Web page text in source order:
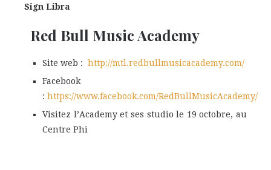
Sign Libra
Red Bull Music Academy
Site web : http://mtl.redbullmusicacademy.com/
Facebook
: https://www.facebook.com/RedBullMusicAcademy/
Visitez l’Academy et ses studio le 19 octobre, au
Centre Phi